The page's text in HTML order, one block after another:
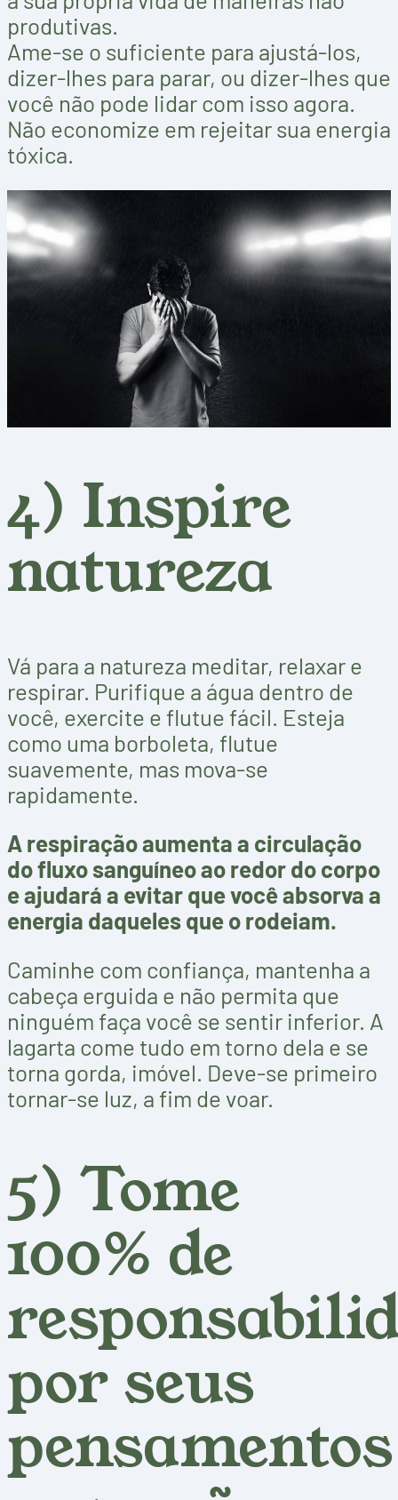
produtivas.
Ame-se o suficiente para ajustá-los,
dizer-lhes para parar, ou dizer-lhes que
você não pode lidar com isso agora.
Não economize em rejeitar sua energia
tóxica.
4) Inspire
natureza
Vá para a natureza meditar, relaxar e
respirar. Purifique a água dentro de
você, exercite e flutue fácil. Esteja
como uma borboleta, flutue
suavemente, mas mova-se
rapidamente.
A respiração aumenta a circulação
do fluxo sanguíneo ao redor do corpo
e ajudará a evitar que você absorva a
energia daqueles que o rodeiam.
Caminhe com confiança, mantenha a
cabeça erguida e não permita que
ninguém faça você se sentir inferior. A
lagarta come tudo em torno dela e se
torna gorda, imóvel. Deve-se primeiro
tornar-se luz, a fim de voar.
5) Tome
100% de
por seus
pensamentos